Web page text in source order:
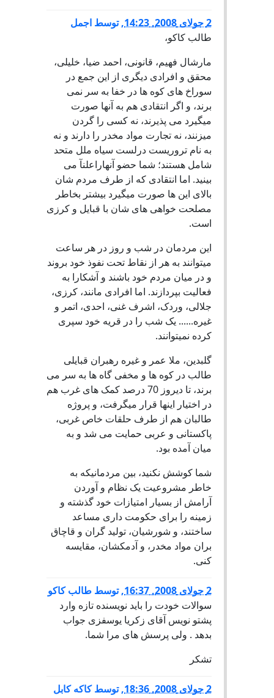
2 جولای 2008, 14:23 ,توسط اجمل
طالب کاکو،
مارشال فهیم، قانونی، احمد ضیا، خلیلی،
محقق و افرادی دیگری از این جمع در
سوراخ های کوه ها در خفا به سر نمی
برند، و اگر انتقادی هم به آنها صورت
میگیرد می پذیرند، نه کسی را گردن
میزنند، نه تجارت مواد مخدر را دارند و نه
به نام تروریست درلست سیاه ملل متحد
شامل هستند؛ شما حضو آنهاراعلنآ می
بینید. اما انتقادی که از طرف مردم شان
بالای این ها صورت میگیرد بیشتر بخاطر
مصلحت خواهی های شان با قبایل و کرزی
است.
این مردمان در شب و روز در هر ساعت
میتوانند به هر از نقاط تحت نفوذ خود بروند
و در میان مردم خود باشند و آشکارا به
فعالیت بپردازند. اما افرادی مانند، کرزی،
جلالی، وردک، اشرف غنی، احدی، اتمر و
غیره...... یک شب را در قریه خود سپری
کرده نمیتوانند.
گلبدین، ملا عمر و غیره رهبران قبایلی
طالب در کوه ها و مخفی گاه ها به سر می
برند، تا دیروز 70 درصد کمک های غرب هم
در اختیار اینها قرار میگرفت، و پروژه
طالبان هم از طرف حلقات خاص غربی،
پاکستانی و عربی حمایت می شد و به
میان آمده بود.
شما کوشش نکنید، بین مردمانیکه به
خاطر مشروعیت یک نظام و آوردن
آرامش از بسیار امتیازات خود گذشته و
زمینه را برای حکومت داری مساعد
ساختند، و شورشیان، تولید گران و قاچاق
بران مواد مخدر، و آدمکشان، مقایسه
کنی.
2 جولای 2008, 16:37 ,توسط طالب کاکو
سوالات خودت را باید نویسنده تازه وارد
پشتو نویس آقای زکریا یوسفزی جواب
بدهد . ولی پرسش های مرا شما.
تشکر
2 جولای 2008, 18:36 ,توسطکاکه کابل